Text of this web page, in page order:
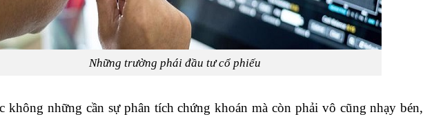
Những trường phái đầu tư cổ phiếu
những cần sự phân tích chứng khoán mà còn phải vô cũng nhạy